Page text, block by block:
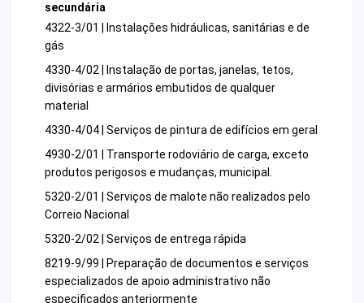
secundária
4322-3/01 | Instalações hidráulicas, sanitárias e de
gás
4330-4/02 | Instalação de portas, janelas, tetos,
divisórias e armários embutidos de qualquer
material
4330-4/04 | Serviços de pintura de edifícios em geral
4930-2/01 | Transporte rodoviário de carga, exceto
produtos perigosos e mudanças, municipal.
5320-2/01 | Serviços de malote não realizados pelo
Correio Nacional
5320-2/02 | Serviços de entrega rápida
8219-9/99 | Preparação de documentos e serviços
especializados de apoio administrativo não
especificados anteriormente